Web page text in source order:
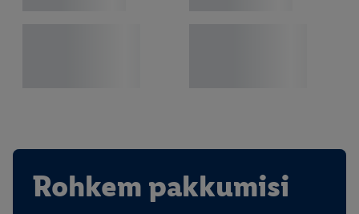
Rohkem pakkumisi